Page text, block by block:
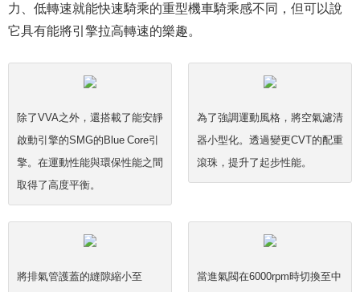
力、低轉速就能快速騎乘的重型機車騎乘感不同，但可以說
它具有能將引擎拉高轉速的樂趣。
除了VVA之外，還搭載了能安靜
啟動引擎的SMG的Blue Core引
擎。在運動性能與環保性能之間
取得了高度平衡。
為了強調運動風格，將空氣濾清
器小型化。透過變更CVT的配重
滾珠，提升了起步性能。
將排氣管護蓋的縫隙縮小至 當進氣閥在6000rpm時切換至中